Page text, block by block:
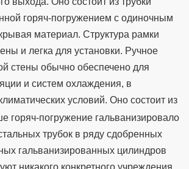
горяч-погружением с одиночным
материал. Структура рамки
и легка для установки. Ручное
стены обычно обеспечено для
и систем охлаждения, в
условий. Оно состоит из
горяч-погружение гальванизировало
трубок в ряду сдобренных
гальванизированных цилиндров
никакого конкретного учреждения